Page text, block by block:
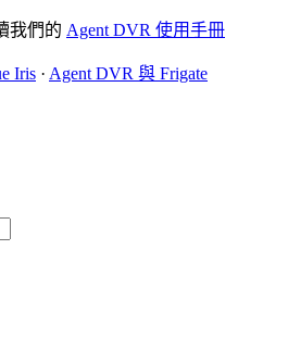
我們的 Agent DVR 使用手冊
Iris · Agent DVR 與 Frigate